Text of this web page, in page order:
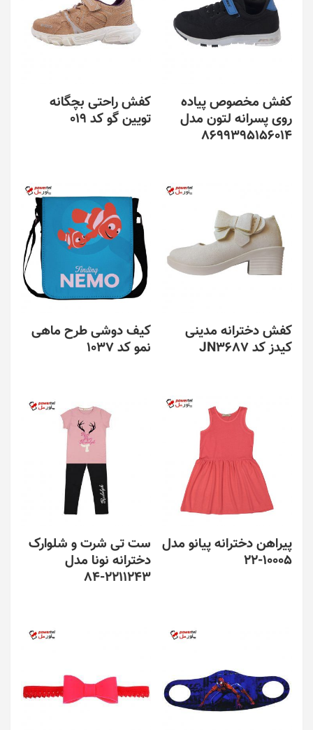
کفش مخصوص پیاده
روی پسرانه لتون مدل
8699395156014
کفش راحتی بچگانه
تویین گو کد 019
کفش دخترانه مدینی
کیدز کد JN3687
کیف دوشی طرح ماهی
نمو کد 1037
پیراهن دخترانه پیانو مدل
10005-22
ست تی شرت و شلوارک
دخترانه نونا مدل
2211243-84